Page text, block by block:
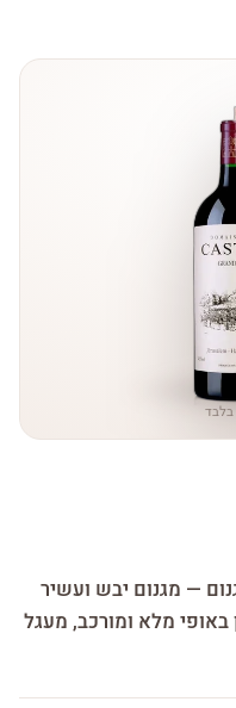
2022 1.5 ליטר מגנום — מגנום יבש ועשיר
באופי מלא ומורכב, מעגל